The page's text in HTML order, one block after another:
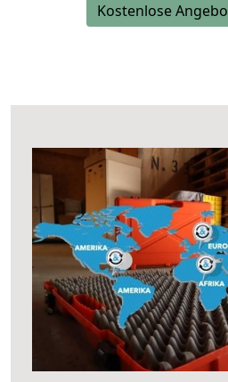
Kostenlose